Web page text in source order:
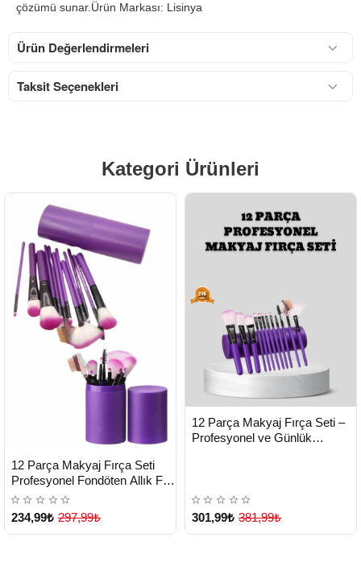
çözümü sunar.Ürün Markası: Lisinya
Ürün Değerlendirmeleri
Taksit Seçenekleri
Kategori Ürünleri
TESLİMAT
12 Parça Makyaj Fırça Seti
Profesyonel Fondöten Allık Far
Kontür Fırçası - Lisinya
234,99₺ 297,99₺
TESLİMAT
12 Parça Makyaj Fırça Seti –
Profesyonel ve Günlük
301,99₺ 381,99₺